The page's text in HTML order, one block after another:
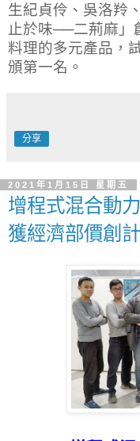
生紀貞伶、吳洛羚
止於味──二荊麻」
料理的多元產品，
頒第一名。
分享
2021年1月15日 星期五
增程式混合動
獲經濟部價創